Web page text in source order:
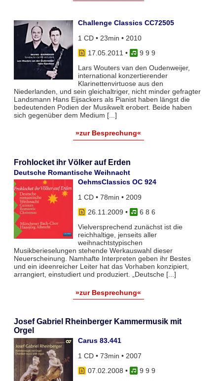
Challenge Classics CC72505
1 CD • 23min • 2010
17.05.2011 •
9 9 9
Lars Wouters van den Oudenweijer,
international konzertierender
Klarinettenvirtuose aus den
Niederlanden, und sein gleichaltriger, nicht minder gefragter
Landsmann Hans Eijsackers als Pianist haben längst die
bedeutenden Podien der Musikwelt erobert. Beide haben
sich gegenüber dem Medium [...]
»zur Besprechung«
Frohlocket ihr Völker auf Erden
Deutsche Romantische Weihnacht
OehmsClassics OC 924
1 CD • 78min • 2009
26.11.2009 •
6 8 6
Vielversprechend zunächst ist die
reichhaltige, jenseits aller
weihnachtstypischen
Musikberieselungen stehende Werkauswahl dieser
Neuerscheinung. Namhafte Interpreten geben ihr Bestes
und ein ideenreicher Leiter hat das Vorhaben konzipiert,
arrangiert, einstudiert und produziert. „Deutsche [...]
»zur Besprechung«
Josef Gabriel Rheinberger Kammermusik mit
Orgel
Carus 83.441
1 CD • 73min • 2007
07.02.2008 •
9 9 9